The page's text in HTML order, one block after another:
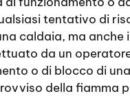
tentativo di
caldaia, ma
da un
o di blocco di
della fiamma